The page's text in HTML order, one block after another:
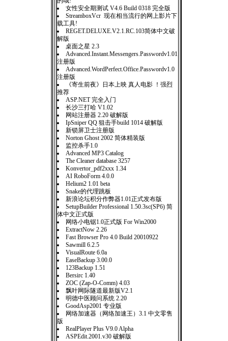
女性安全期测试 V4.6 Build 0318 完全版
StreamboxVcr 现在相当流行的网上影片下
载工具!
REGET.DELUXE.V2.1.RC.103简体中文破
解版
桌面之星 2.3
Advanced.Instant.Messengers.Passwordv1.01
注册版
Advanced.WordPerfect.Office.Passwordv1.0
注册版
《寄生前夜》日本上映 真人电影 ！强烈
推荐
ASP.NET 完全入门
长沙三打哈 V1.02
网站注册器 2.20 破解版
IpSniper QQ 狙击手build 1014 破解版
新锁屏卫士注册版
Norton Ghost 2002 简体精装版
监控杀手1.0
Advanced MP3 Catalog
The Cleaner database 3257
Konvertor_pdf2xxx 1.34
AI RoboForm 4.0.0
Helium2 1.01 beta
Snake的代理跳板
新浪论坛积分作弊器1.01正式发布版
SetupBuilder Professional 1.50.3sc(SP6) 简
体中文正式版
网络小电锯1.0正式版 For Win2000
ExtractNow 2.26
Fast Browser Pro 4.0 Build 20010922
Sawmill 6.2.5
VisualRoute 6.0a
EaseBackup 3.00.0
123Backup 1.51
Bersirc 1.40
ZOC (Zap-O-Comm) 4.03
飘叶网际隧道最新版V2.1
明德中医顾问系统 2.20
GoodAsp2001 专业版
网络加速器（网络加速王）3.1 中文零售
版
RealPlayer Plus V9.0 Alpha
ASPEdit.2001.v30 破解版